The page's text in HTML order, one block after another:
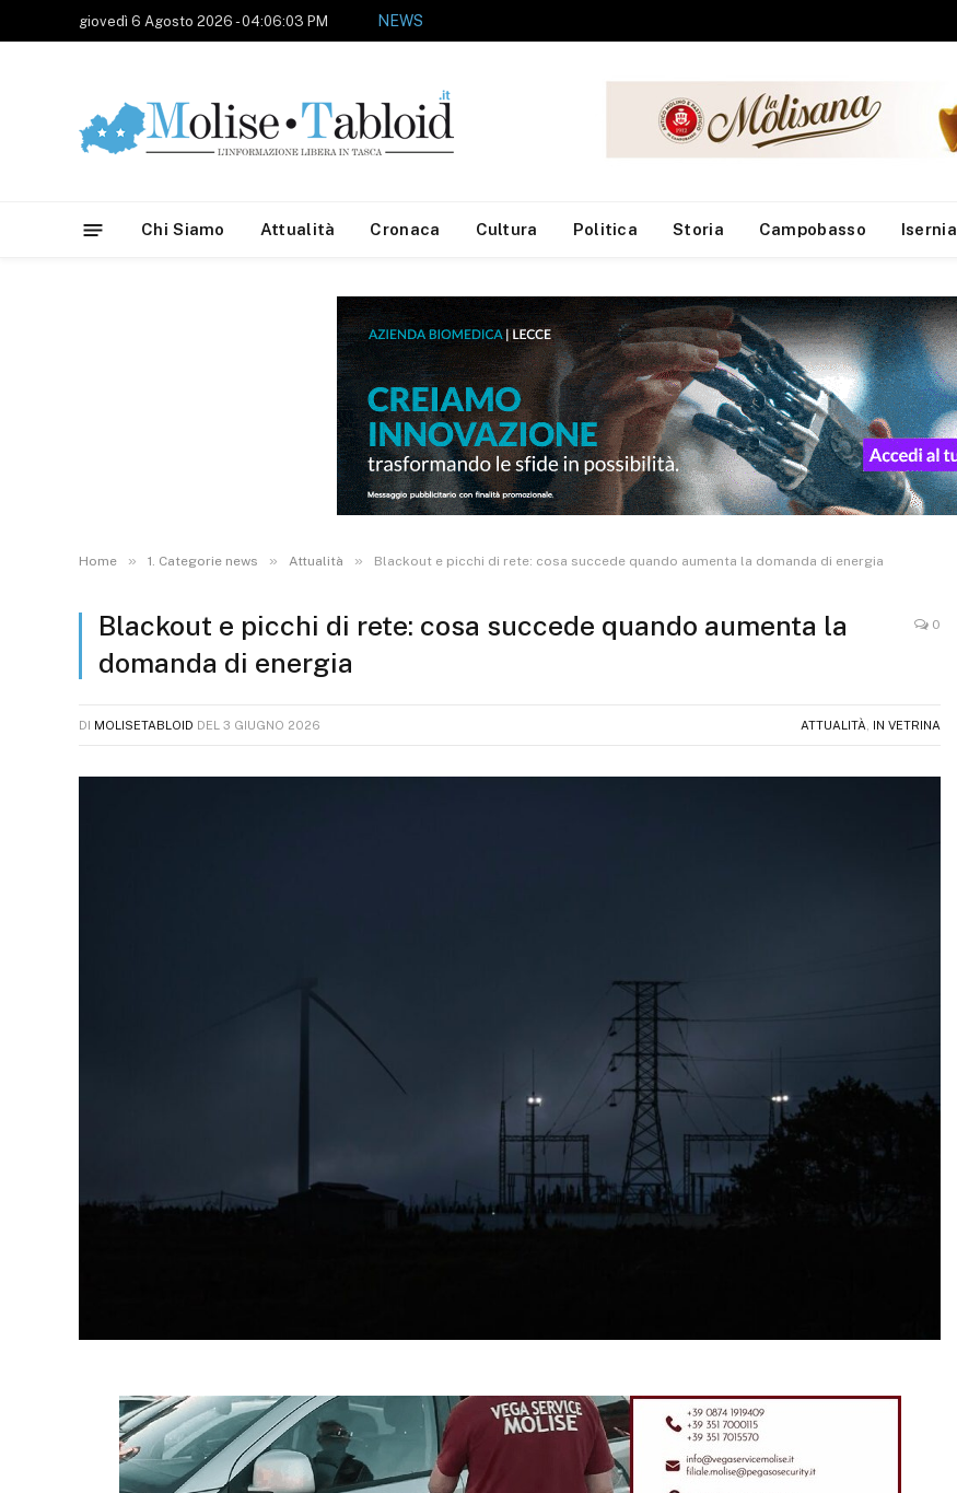
giovedì 6 Agosto 2026 - 04:06:03 PM NEWS
Chi Siamo Attualità Cronaca Cultura Politica Storia Campobasso Isernia
Home » 1. Categorie news » Attualità » Blackout e picchi di rete: cosa succede quando aumenta la domanda di energia
Blackout e picchi di rete: cosa succede quando aumenta la
domanda di energia
0
DI MOLISETABLOID DEL 3 GIUGNO 2026 ATTUALITÀ IN VETRINA